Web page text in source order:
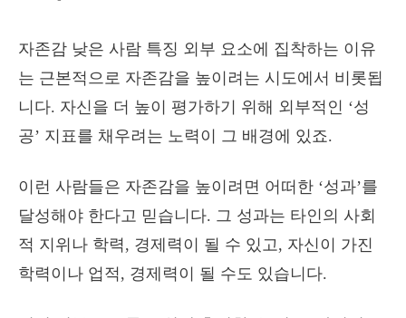
자존감 낮은 사람 특징 외부 요소에 집착하는 이유
는 근본적으로 자존감을 높이려는 시도에서 비롯됩
니다. 자신을 더 높이 평가하기 위해 외부적인 ‘성
공’ 지표를 채우려는 노력이 그 배경에 있죠.
이런 사람들은 자존감을 높이려면 어떠한 ‘성과’를
달성해야 한다고 믿습니다. 그 성과는 타인의 사회
적 지위나 학력, 경제력이 될 수 있고, 자신이 가진
학력이나 업적, 경제력이 될 수도 있습니다.